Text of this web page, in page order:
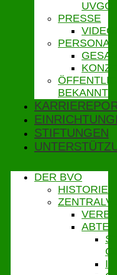
UVGO
PRESSE
VIDEOS
STIFTUNGEN
DER BVO
HISTORIE
IT